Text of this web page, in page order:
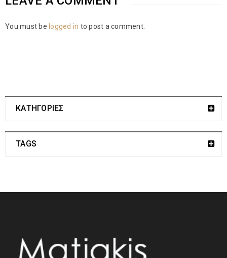
You must be logged in to post a comment.
ΚΑΤΗΓΟΡΙΕΣ
TAGS